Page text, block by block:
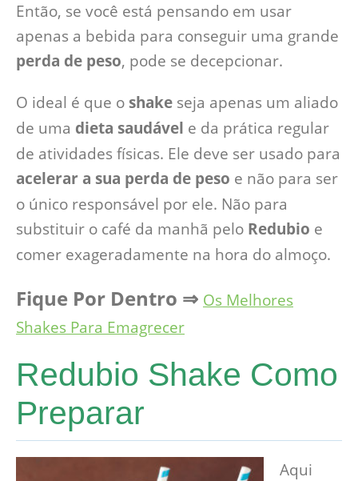
Então, se você está pensando em usar
apenas a bebida para conseguir uma grande
perda de peso, pode se decepcionar.
O ideal é que o shake seja apenas um aliado
de uma dieta saudável e da prática regular
de atividades físicas. Ele deve ser usado para
acelerar a sua perda de peso e não para ser
o único responsável por ele. Não para
substituir o café da manhã pelo Redubio e
comer exageradamente na hora do almoço.
Fique Por Dentro ⇒ Os Melhores
Shakes Para Emagrecer
Redubio Shake Como
Preparar
Aqui